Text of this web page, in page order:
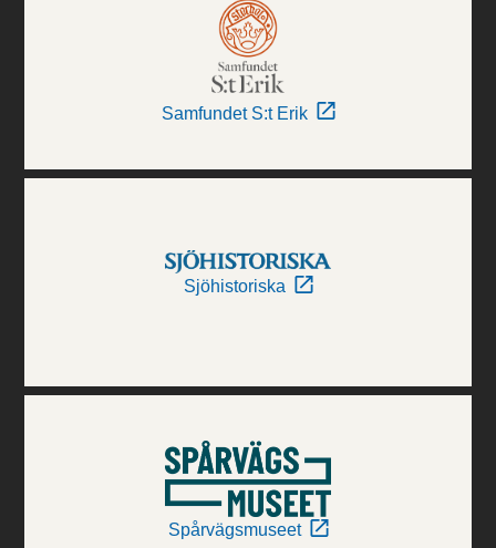
Samfundet S:t Erik
Sjöhistoriska
Spårvägsmuseet